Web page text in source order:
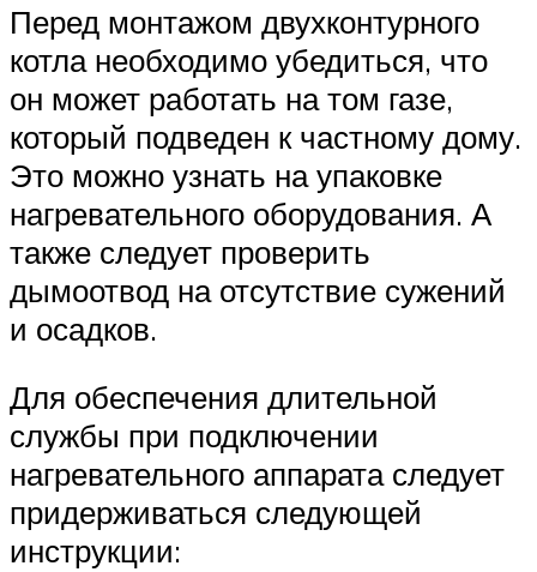
Перед монтажом двухконтурного
котла необходимо убедиться, что
он может работать на том газе,
который подведен к частному дому.
Это можно узнать на упаковке
нагревательного оборудования. А
также следует проверить
дымоотвод на отсутствие сужений
и осадков.
Для обеспечения длительной
службы при подключении
нагревательного аппарата следует
придерживаться следующей
инструкции: